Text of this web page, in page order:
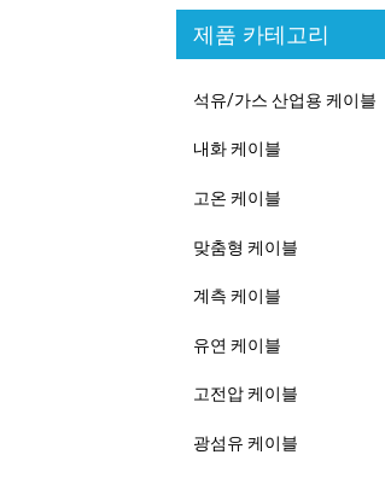
제품 카테고리
석유/가스 산업용 케이블
내화 케이블
고온 케이블
맞춤형 케이블
계측 케이블
유연 케이블
고전압 케이블
광섬유 케이블